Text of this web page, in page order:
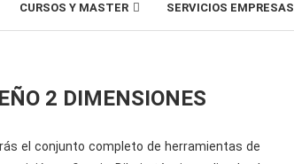
CURSOS Y MASTER SERVICIOS EMPRESAS
2 DIMENSIONES
el conjunto completo de herramientas de